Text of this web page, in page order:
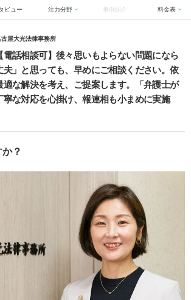
ビュー 注力分野 事例紹介 料金表
屋大光法律事務所
電話相談可】後々思いもよらない問題になら
」と思っても、早めにご相談ください。依
適な解決を考え、ご提案します。「弁護士が
な対応を心掛け、報連相も小まめに実施
？